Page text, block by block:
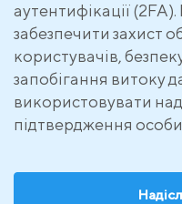
аутентифікації
забезпечити захист
користувачів,
запобігання витоку
використовувати
підтвердження особи